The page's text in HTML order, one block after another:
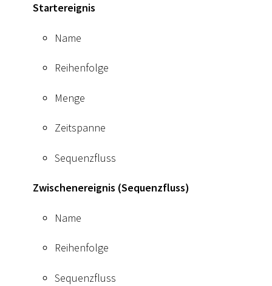
Startereignis
Name
Reihenfolge
Menge
Zeitspanne
Sequenzfluss
Zwischenereignis (Sequenzfluss)
Name
Reihenfolge
Sequenzfluss